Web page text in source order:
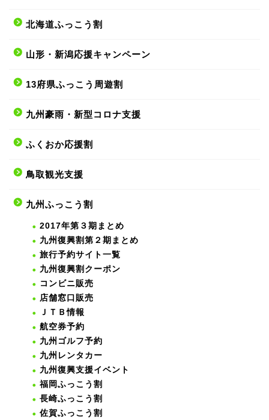
北海道ふっこう割
山形・新潟応援キャンペーン
13府県ふっこう周遊割
九州豪雨・新型コロナ支援
ふくおか応援割
鳥取観光支援
九州ふっこう割
2017年第３期まとめ
九州復興割第２期まとめ
旅行予約サイト一覧
九州復興割クーポン
コンビニ販売
店舗窓口販売
ＪＴＢ情報
航空券予約
九州ゴルフ予約
九州レンタカー
九州復興支援イベント
福岡ふっこう割
長崎ふっこう割
佐賀ふっこう割